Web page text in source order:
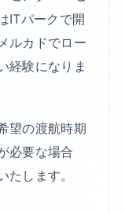
ITパークで開
ルカドでロー
経験になりま
望の渡航時期
必要な場合
たします。